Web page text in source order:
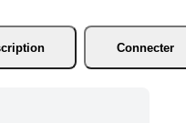
Connecter